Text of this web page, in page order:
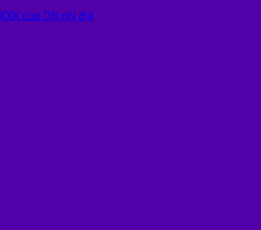
của DN nội địa